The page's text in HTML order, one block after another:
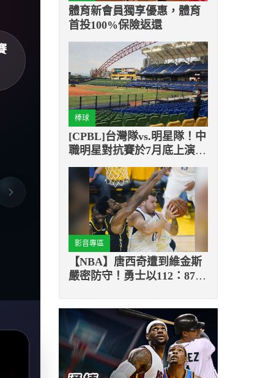
體育新會員獨享優惠，體育
首投100%保險返還
棒球
[CPBL]台灣隊vs.明星隊！中
職明星對抗賽於7月底上演頂
尖對決
影音專區
【NBA】唐西奇遭到維金斯
嚴密防守！勇士以112：87奪